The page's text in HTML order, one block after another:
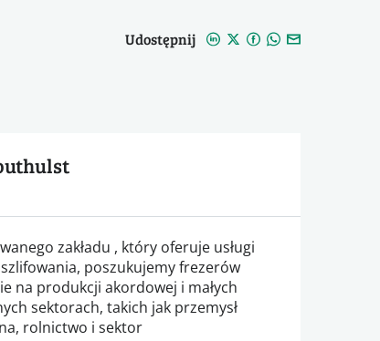
Udostępnij
zakładu , który oferuje usługi
poszukujemy frezerów
na produkcji akordowej i małych
sektorach, takich jak przemysł
rolnictwo i sektor